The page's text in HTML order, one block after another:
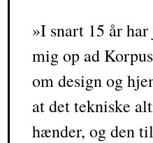
I snart 15 år
mig op ad
om design og
at det tekniske
hænder, og den